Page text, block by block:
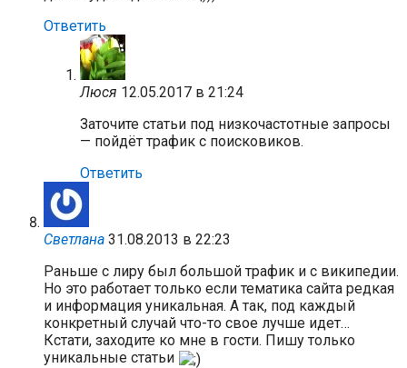
Ответить
Люся 12.05.2017 в 21:24
Заточите статьи под низкочастотные запросы
— пойдёт трафик с поисковиков.
Ответить
Светлана 31.08.2013 в 22:23
Раньше с лиру был большой трафик и с википедии.
Но это работает только если тематика сайта редкая
и информация уникальная. А так, под каждый
конкретный случай что-то свое лучше идет…
Кстати, заходите ко мне в гости. Пишу только
уникальные статьи